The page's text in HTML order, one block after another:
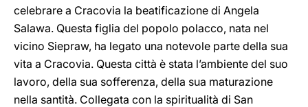
celebrare a Cracovia la beatificazione di Angela
Salawa. Questa figlia del popolo polacco, nata nel
vicino Siepraw, ha legato una notevole parte della sua
vita a Cracovia. Questa città è stata l’ambiente del suo
lavoro, della sua sofferenza, della sua maturazione
nella santità. Collegata con la spiritualità di San